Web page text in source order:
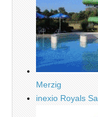
Merzig
inexio Royals